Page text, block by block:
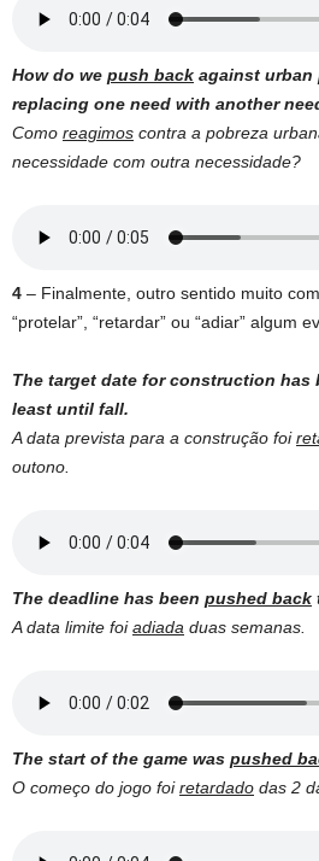
How do we push back against
replacing one need with another
Como reagimos contra a pobreza
necessidade com outra necessidade?
4 – Finalmente, outro sentido muito
“protelar”, “retardar” ou “adiar” algum
The target date for construction has
least until fall.
A data prevista para a construção foi
outono.
The deadline has been pushed back
A data limite foiadiada duas semanas.
The start of the game was pushed
O começo do jogo foiretardado das 2